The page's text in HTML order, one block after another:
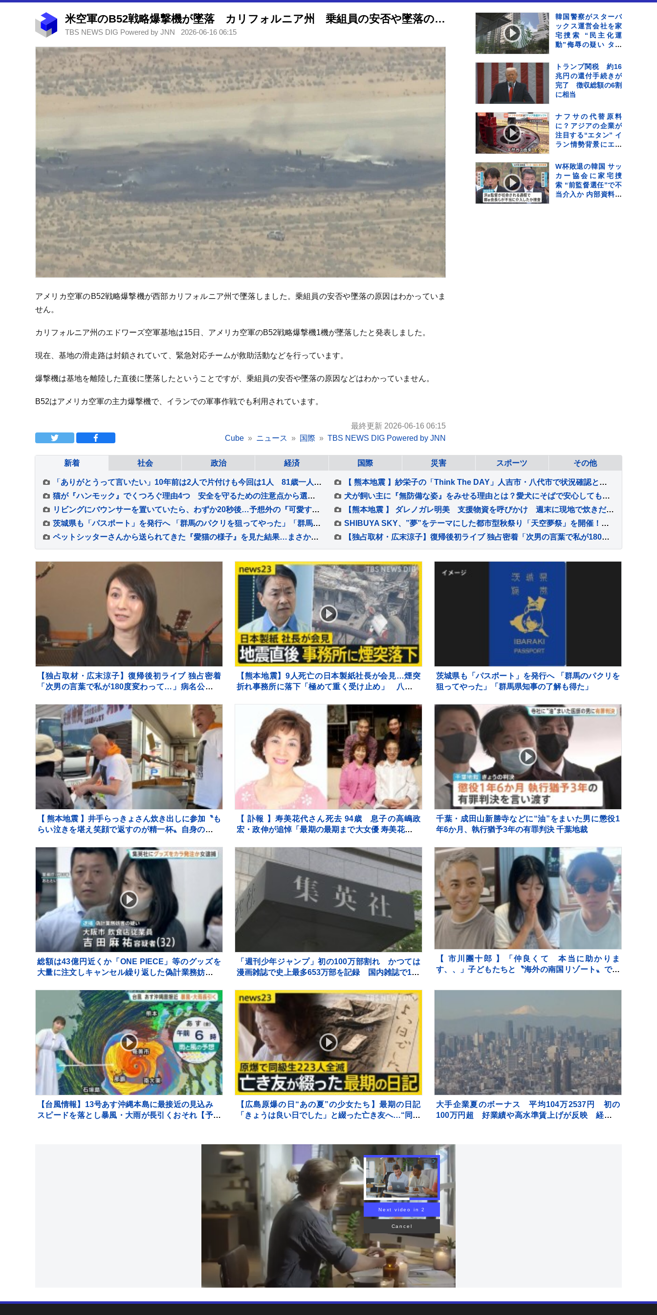
米空軍のB52戦略爆撃機が墜落 カリフォルニア州 乗組員の安否や墜落の原因は不明
TBS NEWS DIG Powered by JNN 2026-06-16 06:15
アメリカ空軍のB52戦略爆撃機が西部カリフォルニア州で墜落しました。乗組員の安否や墜落の原因はわかっていま
せん。
カリフォルニア州のエドワーズ空軍基地は15日、アメリカ空軍のB52戦略爆撃機1機が墜落したと発表しました。
現在、基地の滑走路は封鎖されていて、緊急対応チームが救助活動などを行っています。
爆撃機は基地を離陸した直後に墜落したということですが、乗組員の安否や墜落の原因などはわかっていません。
B52はアメリカ空軍の主力爆撃機で、イランでの軍事作戦でも利用されています。
最終更新 2026-06-16 06:15
Cube
ニュース 国際 TBS NEWS DIG Powered by JNN
韓国警察がスターバ
ックス運営会社を家
宅捜索 “民主化運
動”侮辱の疑い タン
ペーンなどめぐり
トランプ関税 約16
兆円の還付手続きが
完了 徴収総額の6割
に相当
ナフサの代替原料
に？アジアの企業が
注目する“エタン” イ
ラン情勢背景にエネ
ら脱却へ
W杯敗退の韓国 サッ
カー協会に家宅捜
索 “前監督選任”で不
当介入か 内部資料な
新着 社会 政治 経済 国際 災害 スポーツ その他
「ありがとうって言いたい」10年前は2人で片付けも今回は1人 81歳一人暮らしの被災者に片付けのボランティア支援【熊本地震から10日目】
【 熊本地震 】紗栄子の「Think The DAY」人吉市・八代市で状況確認と物資拠点確保にあたる 栃木県から給水車も派遣
猫が『ハンモック』でくつろぐ理由4つ 安全を守るための注意点から選び方のポイントまで
犬が飼い主に『無防備な姿』をみせる理由とは？愛犬にそばで安心してもらう方法までご紹介
リビングにバウンサーを置いていたら、わずか20秒後…予想外の『可愛すぎる光景』が52万再生「顔に笑ったｗ」「自認赤ちゃんだよね」
【熊本地震 】 ダレノガレ明美 支援物資を呼びかけ 週末に現地で炊きだし「たくさんの物資が届きはじめました！」「皆様本当に本当にありがとうございます」
茨城県も「パスポート」を発行へ 「群馬のパクリを狙ってやった」「群馬県知事の了解も得た」
SHIBUYA SKY、”夢”をテーマにした都市型秋祭り「天空夢祭」を開催！天空の盆踊りや夢短冊企画が登場
ペットシッターさんから送られてきた『愛猫の様子』を見た結果…まさかの光景に「プロってすごいなぁ」「モヤモヤするねｗ」と16万表示
【独占取材・広末涼子】復帰後初ライブ 独占密着「次男の言葉で私が180度変わって…」病名公表を決断させた“次男の言葉”（特別インタビュー）
【独占取材・広末涼子】復帰後初ライブ 独占密着
「次男の言葉で私が180度変わって…」病名公表を
【熊本地震】9人死亡の日本製紙社長が会見…煙突
折れ事務所に落下「極めて重く受け止め」 八代市
茨城県も「パスポート」を発行へ 「群馬のパクリを
狙ってやった」「群馬県知事の了解も得た」
【 熊本地震 】井手らっきょさん炊き出しに参加〝も
らい泣きを堪え笑顔で返すのが精一杯〟自身の店も
【 訃報 】寿美花代さん死去 94歳 息子の高嶋政
宏・政伸が追悼「最期の最期まで大女優 寿美花代だ
千葉・成田山新勝寺などに“油”をまいた男に懲役1
年6か月、執行猶予3年の有罪判決 千葉地裁
総額は43億円近くか「ONE PIECE」等のグッズを
大量に注文しキャンセル繰り返した偽計業務妨害の
「週刊少年ジャンプ」初の100万部割れ かつては
漫画雑誌で史上最多653万部を記録 国内雑誌で100
【 市川團十郎 】「仲良くて 本当に助かりま
す、、」子どもたちと〝海外の南国リゾート〟で過
【台風情報】13号あす沖縄本島に最接近の見込み
スピードを落とし暴風・大雨が長引くおそれ【予報
【広島原爆の日“あの夏”の少女たち】最期の日記
「きょうは良い日でした」と綴った亡き友へ…“同級
大手企業夏のボーナス 平均104万2537円 初の
100万円超 好業績や高水準賃上げが反映 経団連